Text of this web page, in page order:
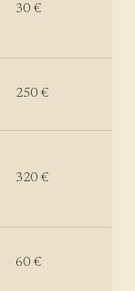
30 €
250 €
320 €
60 €